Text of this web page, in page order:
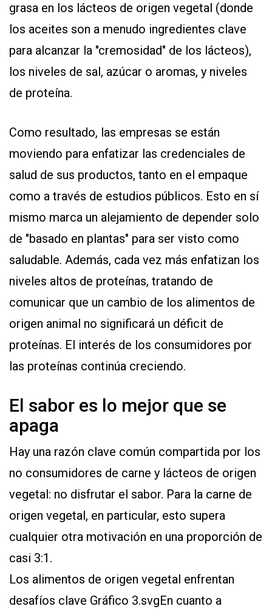
grasa en los lácteos de origen vegetal (donde
los aceites son a menudo ingredientes clave
para alcanzar la "cremosidad" de los lácteos),
los niveles de sal, azúcar o aromas, y niveles
de proteína.
Como resultado, las empresas se están
moviendo para enfatizar las credenciales de
salud de sus productos, tanto en el empaque
como a través de estudios públicos. Esto en sí
mismo marca un alejamiento de depender solo
de "basado en plantas" para ser visto como
saludable. Además, cada vez más enfatizan los
niveles altos de proteínas, tratando de
comunicar que un cambio de los alimentos de
origen animal no significará un déficit de
proteínas. El interés de los consumidores por
las proteínas continúa creciendo.
El sabor es lo mejor que se
apaga
Hay una razón clave común compartida por los
no consumidores de carne y lácteos de origen
vegetal: no disfrutar el sabor. Para la carne de
origen vegetal, en particular, esto supera
cualquier otra motivación en una proporción de
casi 3:1.
Los alimentos de origen vegetal enfrentan
desafíos clave Gráfico 3.svgEn cuanto a